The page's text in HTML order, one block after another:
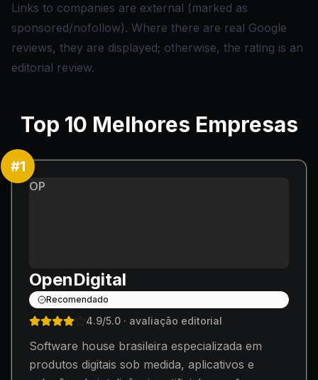
Links to companies are external (marked as
sponsored/nofollow). Where there are real Google
reviews, they are displayed; otherwise, the rating is an
editorial review.
Top 10 Melhores Empresas
#1
OP
OpenDigital
Recomendado
4.9/5.0 · avaliação editorial
Software house brasileira especializada em
produtos digitais sob medida, aplicativos e